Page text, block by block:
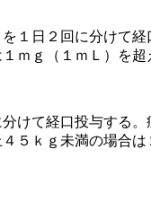
１日２回に分けて
ｍｇ（１ｍＬ）を超
けて経口投与する
５ｋｇ未満の場合